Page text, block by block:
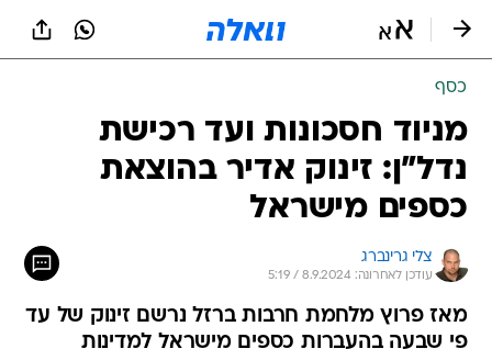
כסף
מניוד חסכונות ועד רכישת
נדל"ן: זינוק אדיר בהוצאת
כספים מישראל
צלי גרינברג
עודכן לאחרונה: 8.9.2024 / 5:19
מאז פרוץ מלחמת חרבות ברזל נרשם זינוק של עד
פי שבעה בהעברות כספים מישראל למדינות